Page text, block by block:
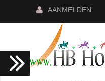
AANMELDEN